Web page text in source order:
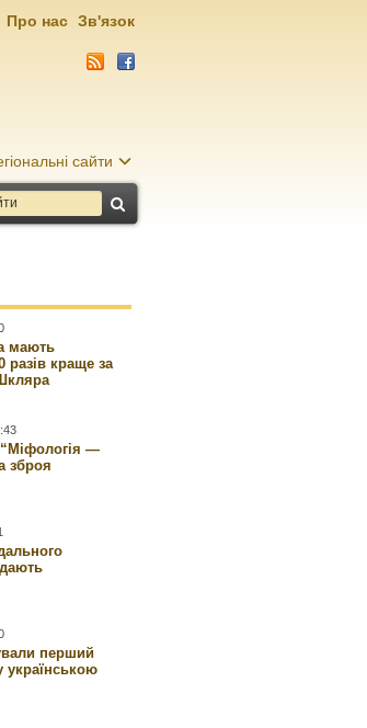
сайти
Про нас Зв'язок
мають
разів краще за
“Міфологія —
зброя
перший
українською